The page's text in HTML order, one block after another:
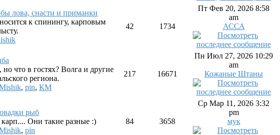
лова, снасти и приманки
к спинингу, карповым
42 1734
Пт Фев 20, 2026 8:58
am
АССА
что в гостях? Волга и другие
региона.
, pin, КМ
217 16671
Пн Июл 27, 2026 10:29
am
Кожаные Штаны
рыб
Они такие разные :)
, pin
84 3658
Ср Мар 11, 2026 3:32
pm
мук